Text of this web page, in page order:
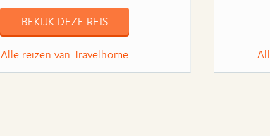
BEKIJK DEZE REIS
Alle reizen van Travelhome